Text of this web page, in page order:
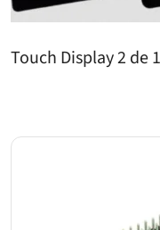
Touch Display 2 de